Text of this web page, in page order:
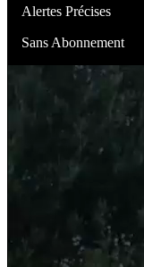
Alertes Précises
Sans Abonnement